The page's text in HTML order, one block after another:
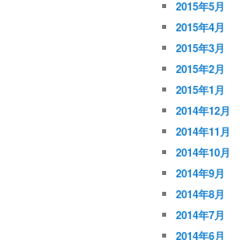
2015年5月
2015年4月
2015年3月
2015年2月
2015年1月
2014年12月
2014年11月
2014年10月
2014年9月
2014年8月
2014年7月
2014年6月